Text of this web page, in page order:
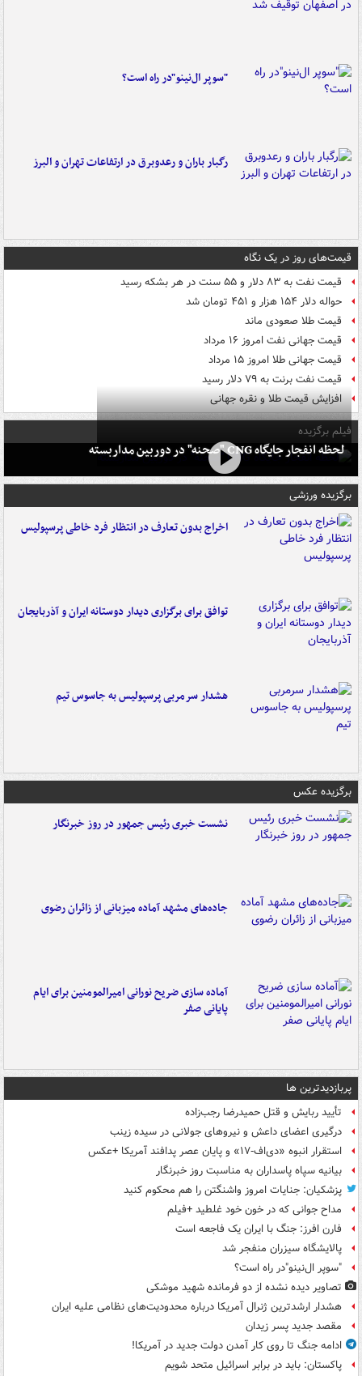
"سوپر ال‌نینو"در راه است؟
رگبار باران و رعدوبرق در ارتفاعات تهران و البرز
قیمت‌های روز در یک نگاه
قیمت نفت به ۸۳ دلار و ۵۵ سنت در هر بشکه رسید
حواله دلار ۱۵۴ هزار و ۴۵۱ تومان شد
قیمت طلا صعودی ماند
قیمت جهانی نفت امروز ۱۶ مرداد
قیمت جهانی طلا امروز ۱۵ مرداد
قیمت نفت برنت به ۷۹ دلار رسید
افزایش قیمت طلا و نقره جهانی
فیلم برگزیده
لحظه انفجار جایگاه CNG "صحنه" در دوربین مداربسته
برگزیده ورزشی
اخراج بدون تعارف در انتظار فرد خاطی پرسپولیس
توافق برای برگزاری دیدار دوستانه ایران و آذربایجان
هشدار سرمربی پرسپولیس به جاسوس تیم
برگزیده عکس
نشست خبری رئیس جمهور در روز خبرنگار
جاده‌های مشهد آماده میزبانی از زائران رضوی
آماده سازی ضریح نورانی امیرالمومنین برای ایام
پایانی صفر
پربازدیدترین ها
تأیید ربایش و قتل حمیدرضا رجب‌زاده
درگیری اعضای داعش و نیروهای جولانی در سیده زینب
استقرار انبوه «دی‌اف‑۱۷» و پایان عصر پدافند آمریکا +عکس
بیانیه سپاه پاسداران به مناسبت روز خبرنگار
پزشکیان: جنایات امروز واشنگتن را هم محکوم کنید
مداح جوانی که در خون خود غلطید +فیلم
فارن افرز: جنگ با ایران یک فاجعه است
پالایشگاه سیزران منفجر شد
"سوپر ال‌نینو"در راه است؟
تصاویر دیده‌ نشده از دو فرمانده شهید موشکی
هشدار ارشدترین ژنرال آمریکا درباره محدودیت‌های نظامی علیه ایران
مقصد جدید پسر زیدان
ادامه جنگ تا روی کار آمدن دولت جدید در آمریکا!
پاکستان: باید در برابر اسرائیل متحد شویم